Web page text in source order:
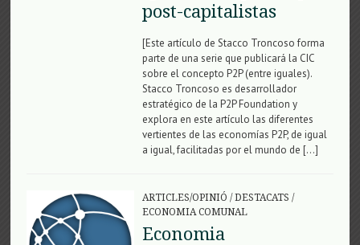
post-capitalistas
[Este artículo de Stacco Troncoso forma
parte de una serie que publicará la CIC
sobre el concepto P2P (entre iguales).
Stacco Troncoso es desarrollador
estratégico de la P2P Foundation y
explora en este artículo las diferentes
vertientes de las economías P2P, de igual
a igual, facilitadas por el mundo de […]
ARTICLES/OPINIÓ /DESTACATS /
ECONOMIA COMUNAL
Economia